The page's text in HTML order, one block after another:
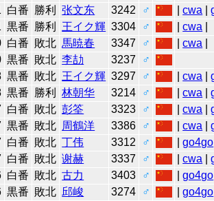
白番 勝利 张文东 3242 ♂ |cwa |
黒番 勝利 王イク輝 3304 ♂ |cwa
白番 敗北 馬暁春 3347 ♂ |cwa
黒番 敗北 李劼 3237
♂
黒番 敗北 王イク輝 3297 ♂ |cwa |
黒番 勝利 林朝华 3214 ♂ |cwa |
白番 敗北 彭筌 3323 ♂ |cwa |
黒番 敗北 周鶴洋 3386 ♂ |cwa |
白番 敗北 丁伟 3312 ♂ |go4go
白番 敗北 谢赫 3337 ♂ |cwa |
白番 敗北 古力 3403 ♂ |go4go
黒番 敗北 邱峻 3274 ♂ |go4go